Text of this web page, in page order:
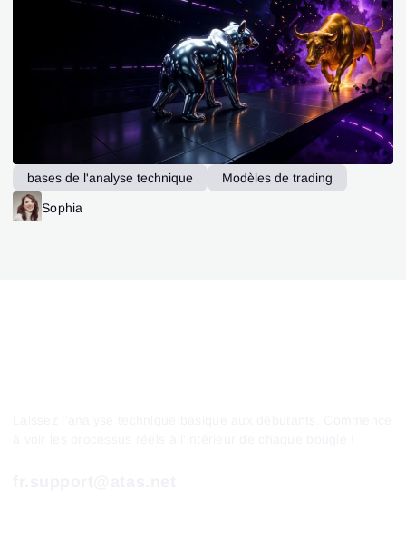
bases de l'analyse technique Modèles de trading
Sophia